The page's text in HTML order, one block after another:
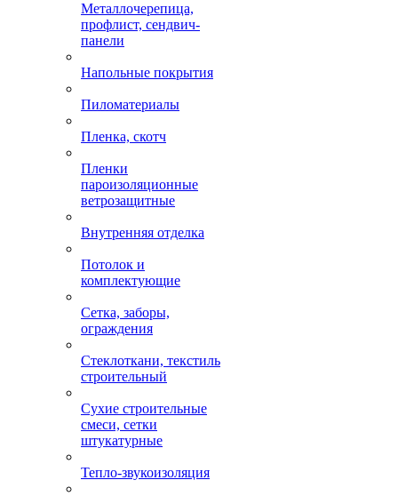
Металлочерепица,
профлист, сендвич-
панели
Напольные покрытия
Пиломатериалы
Пленка, скотч
Пленки
пароизоляционные
ветрозащитные
Внутренняя отделка
Потолок и
комплектующие
Сетка, заборы,
ограждения
Стеклоткани, текстиль
строительный
Сухие строительные
смеси, сетки
штукатурные
Тепло-звукоизоляция